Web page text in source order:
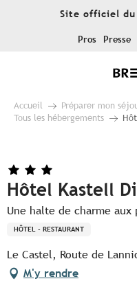
Site officiel du
Pros Presse
Accueil Préparer mon
Tous les hébergements
Hôtel Kastell
Une halte de charme aux
HÔTEL - RESTAURANT
Le Castel, Route de
M'y rendre